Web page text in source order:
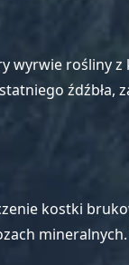
wyrwie rośliny z
źdźbła,
kostki